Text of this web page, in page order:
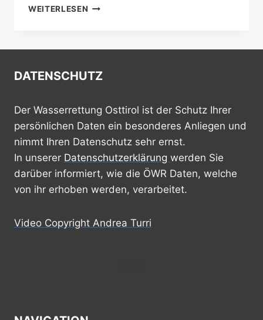
WEITERLESEN VOLKSSCHULE
DATENSCHUTZ
Der Wasserrettung Osttirol ist der Schutz Ihrer
persönlichen Daten ein besonderes Anliegen und
nimmt Ihren Datenschutz sehr ernst.
In unserer Datenschutzerklärung werden Sie
darüber informiert, wie die ÖWR Daten, welche
von ihr erhoben werden, verarbeitet.
Video Copyright Andrea Turri